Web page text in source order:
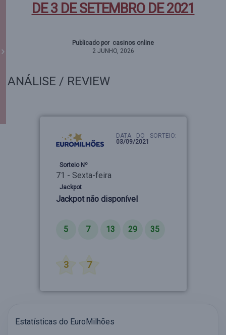
DE 3 DE SETEMBRO DE 2021
Publicado por casinos online
2 JUNHO, 2026
ANÁLISE / REVIEW
DATA DO SORTEIO:
03/09/2021
Sorteio Nº
71 - Sexta-feira
Jackpot
Jackpot não disponível
5 7 13 29 35
3 7
Estatísticas do EuroMilhões